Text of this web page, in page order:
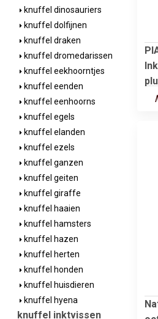
knuffel dinosauriers
knuffel dolfijnen
knuffel draken
knuffel dromedarissen
knuffel eekhoorntjes
knuffel eenden
knuffel eenhoorns
knuffel egels
knuffel elanden
knuffel ezels
knuffel ganzen
knuffel geiten
knuffel giraffe
knuffel haaien
knuffel hamsters
knuffel hazen
knuffel herten
knuffel honden
knuffel huisdieren
knuffel hyena
knuffel inktvissen